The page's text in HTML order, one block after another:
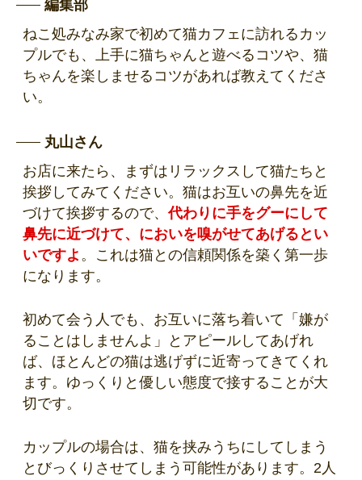
編集部
ねこ処みなみ家で初めて猫カフェに訪れるカッ
プルでも、上手に猫ちゃんと遊べるコツや、猫
ちゃんを楽しませるコツがあれば教えてくださ
い。
丸山さん
お店に来たら、まずはリラックスして猫たちと
挨拶してみてください。猫はお互いの鼻先を近
づけて挨拶するので、代わりに手をグーにして
鼻先に近づけて、においを嗅がせてあげるとい
いですよ 。これは猫との信頼関係を築く第一歩
になります。
初めて会う人でも、お互いに落ち着いて「嫌が
ることはしませんよ」とアピールしてあげれ
ば、ほとんどの猫は逃げずに近寄ってきてくれ
ます。ゆっくりと優しい態度で接することが大
切です。
カップルの場合は、猫を挟みうちにしてしまう
とびっくりさせてしまう可能性があります。2人